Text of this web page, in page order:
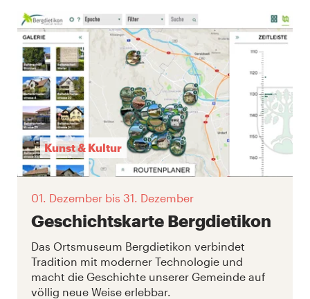
Kunst & Kultur
01. Dezember bis 31. Dezember
Geschichtskarte Bergdietikon
Das Ortsmuseum Bergdietikon verbindet
Tradition mit moderner Technologie und
macht die Geschichte unserer Gemeinde auf
völlig neue Weise erlebbar.